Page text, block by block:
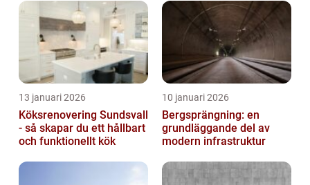
13 januari 2026
Köksrenovering Sundsvall
- så skapar du ett hållbart
och funktionellt kök
10 januari 2026
Bergsprängning: en
grundläggande del av
modern infrastruktur